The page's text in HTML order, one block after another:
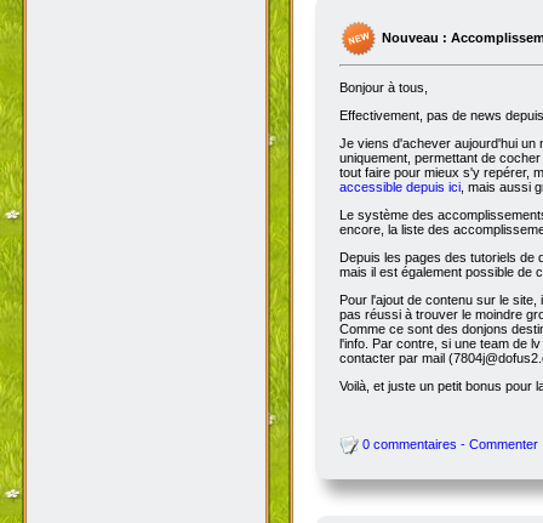
Nouveau :
Bonjour à tous,
Effectivement, pas de news
Je viens d'achever aujourd'hui
uniquement, permettant de
tout faire pour mieux s'y repérer,
accessible depuis ici, mais aussi
Le système des
encore, la liste des
Depuis les pages des tutoriels de
mais il est également possible de
Pour l'ajout de contenu sur le
pas réussi à trouver le moindre
Comme ce sont des donjons
l'info. Par contre, si une team de
contacter par mail
Voilà, et juste un petit bonus pour
0 commentaires - Commenter